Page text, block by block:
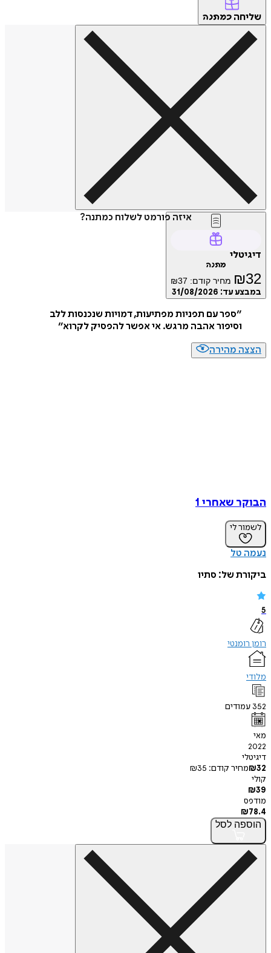
שליחה כמתנה
איזה פורמט לשלוח כמתנה?
דיגיטלי
מתנה
₪32 מחיר קודם: ₪37
במבצע עד: 31/08/2026
״ספר עם תפניות מפתיעות, דמויות שנכנסות ללב
וסיפור אהבה מרגש. אי אפשר להפסיק לקרוא״
הצצה מהירה
הבוקר שאחרי 1
לשמור לי
נעמה טל
ביקורת של: סתיו
5
רומן רומנטי
מלודי
352 עמודים
מאי
2022
דיגיטלי
₪32 מחיר קודם: ₪35
קולי
₪39
מודפס
₪78.4
הוספה לסל